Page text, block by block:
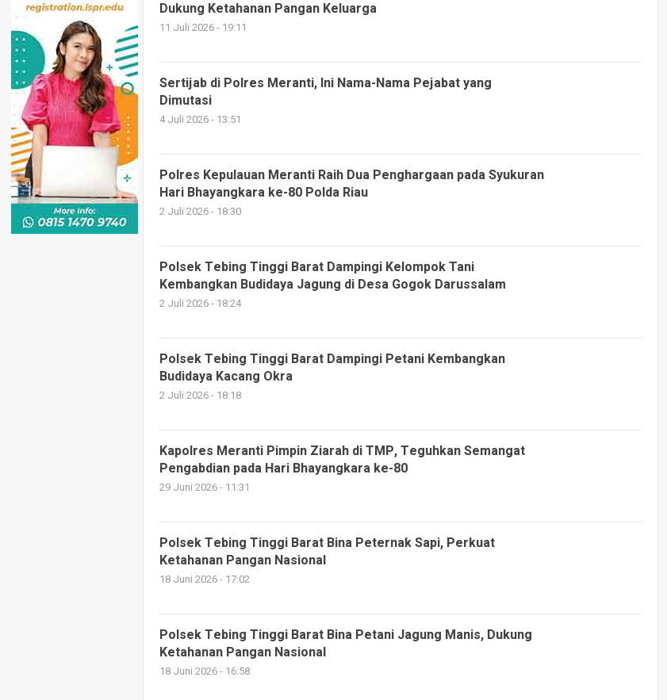
Dukung Ketahanan Pangan Keluarga
11 Juli 2026 - 19:11
Sertijab di Polres Meranti, Ini Nama-Nama Pejabat yang
Dimutasi
4 Juli 2026 - 13:51
Polres Kepulauan Meranti Raih Dua Penghargaan pada Syukuran
Hari Bhayangkara ke-80 Polda Riau
2 Juli 2026 - 18:30
Polsek Tebing Tinggi Barat Dampingi Kelompok Tani
Kembangkan Budidaya Jagung di Desa Gogok Darussalam
2 Juli 2026 - 18:24
Polsek Tebing Tinggi Barat Dampingi Petani Kembangkan
Budidaya Kacang Okra
2 Juli 2026 - 18:18
Kapolres Meranti Pimpin Ziarah di TMP, Teguhkan Semangat
Pengabdian pada Hari Bhayangkara ke-80
29 Juni 2026 - 11:31
Polsek Tebing Tinggi Barat Bina Peternak Sapi, Perkuat
Ketahanan Pangan Nasional
18 Juni 2026 - 17:02
Polsek Tebing Tinggi Barat Bina Petani Jagung Manis, Dukung
Ketahanan Pangan Nasional
18 Juni 2026 - 16:58